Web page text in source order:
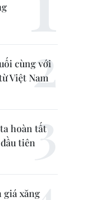
cùng với
Việt Nam
hoàn tất
tiên
giá xăng